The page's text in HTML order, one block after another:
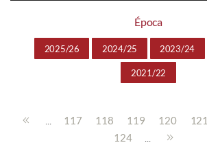
Época
2025/26 2024/25 2023/24
2021/22
... 117 118 119 120 121
124
...